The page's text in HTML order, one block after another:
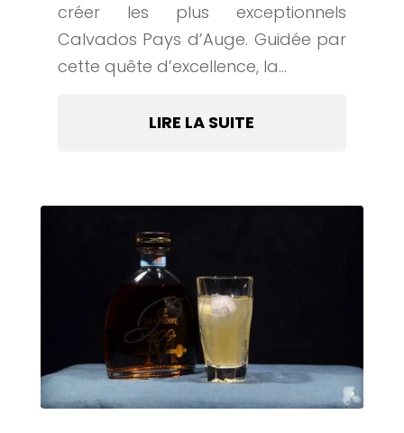
créer les plus exceptionnels
Calvados Pays d’Auge. Guidée par
cette quête d’excellence, la...
LIRE LA SUITE